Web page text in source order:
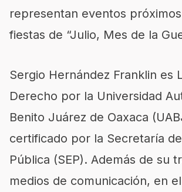
representan eventos
fiestas de “Julio, Mes de la
Sergio Hernández Franklin es
Derecho por la Universidad
Benito Juárez de Oaxaca
certificado por la Secretaría
Pública (SEP). Además de su
medios de comunicación, en